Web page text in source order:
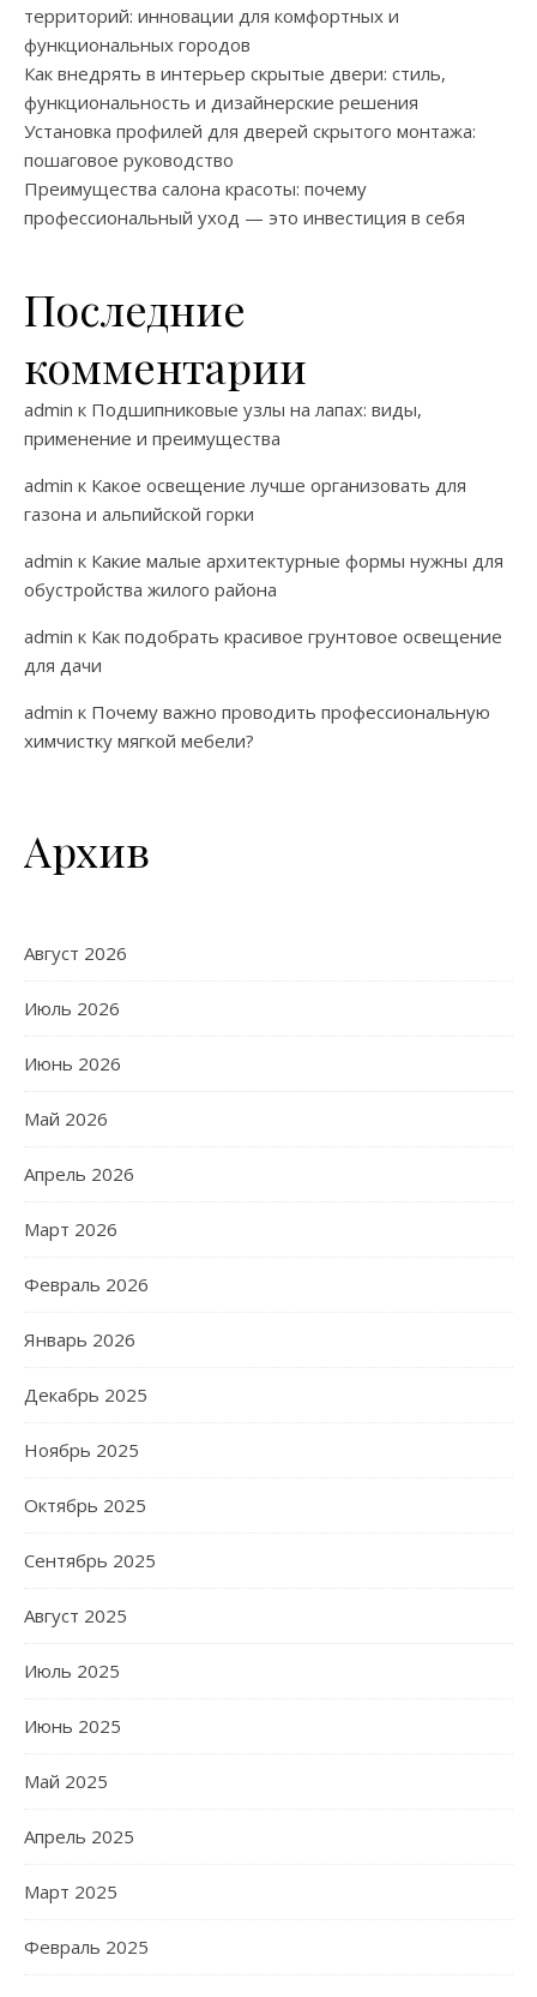
территорий: инновации для комфортных и
функциональных городов
Как внедрять в интерьер скрытые двери: стиль,
функциональность и дизайнерские решения
Установка профилей для дверей скрытого монтажа:
пошаговое руководство
Преимущества салона красоты: почему
профессиональный уход — это инвестиция в себя
Последние
комментарии
admin к Подшипниковые узлы на лапах: виды,
применение и преимущества
admin к Какое освещение лучше организовать для
газона и альпийской горки
admin к Какие малые архитектурные формы нужны для
обустройства жилого района
admin к Как подобрать красивое грунтовое освещение
для дачи
admin к Почему важно проводить профессиональную
химчистку мягкой мебели?
Архив
Август 2026
Июль 2026
Июнь 2026
Май 2026
Апрель 2026
Март 2026
Февраль 2026
Январь 2026
Декабрь 2025
Ноябрь 2025
Октябрь 2025
Сентябрь 2025
Август 2025
Июль 2025
Июнь 2025
Май 2025
Апрель 2025
Март 2025
Февраль 2025